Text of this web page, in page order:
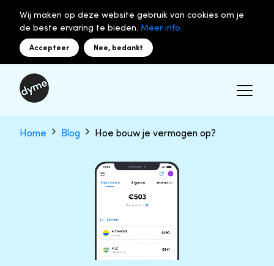
Wij maken op deze website gebruik van cookies om je
de beste ervaring te bieden. Meer info.
Accepteer Nee, bedankt
Home Blog Hoe bouw je vermogen op?